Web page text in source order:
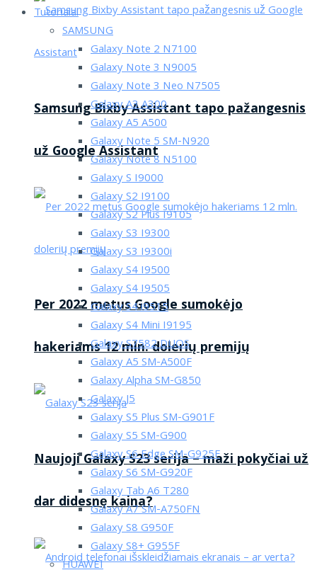
Samsung Bixby Assistant tapo pažangesnis
už Google Assistant
Per 2022 metus Google sumokėjo
hakeriams 12 mln. dolerių premijų
Naujoji Galaxy S23 serija – maži pokyčiai už
dar didesnę kaina?
Tutorialai
SAMSUNG
Galaxy Note 2 N7100
Galaxy Note 3 N9005
Galaxy Note 3 Neo N7505
Galaxy A3 A300
Galaxy A5 A500
Galaxy Note 5 SM-N920
Galaxy Note 8 N5100
Galaxy S I9000
Galaxy S2 I9100
Galaxy S2 Plus I9105
Galaxy S3 I9300
Galaxy S3 I9300i
Galaxy S4 I9500
Galaxy S4 I9505
Galaxy S4 i9515
Galaxy S4 Mini I9195
Galaxy S7582 DUOS
Galaxy A5 SM-A500F
Galaxy Alpha SM-G850
Galaxy J5
Galaxy S5 Plus SM-G901F
Galaxy S5 SM-G900
Galaxy S6 Edge SM-G925F
Galaxy S6 SM-G920F
Galaxy Tab A6 T280
Galaxy A7 SM-A750FN
Galaxy S8 G950F
Galaxy S8+ G955F
HUAWEI